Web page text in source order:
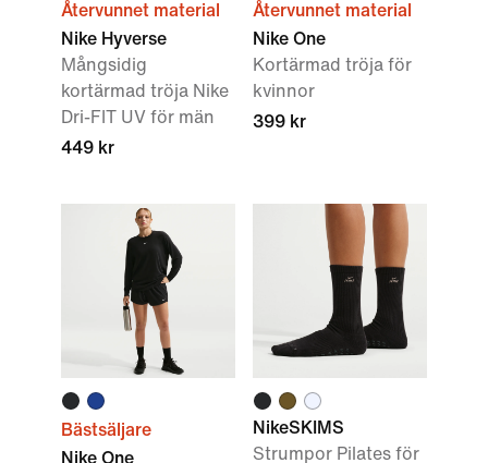
Återvunnet material
Nike Hyverse
Mångsidig
kortärmad tröja Nike
Dri-FIT UV för män
449 kr
Återvunnet material
Nike One
Kortärmad tröja för
kvinnor
399 kr
Bästsäljare
Nike One
NikeSKIMS
Strumpor Pilates för